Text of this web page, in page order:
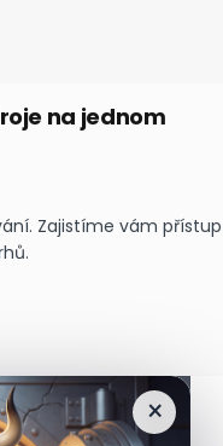
na jednom
Zajistíme vám přístup
×